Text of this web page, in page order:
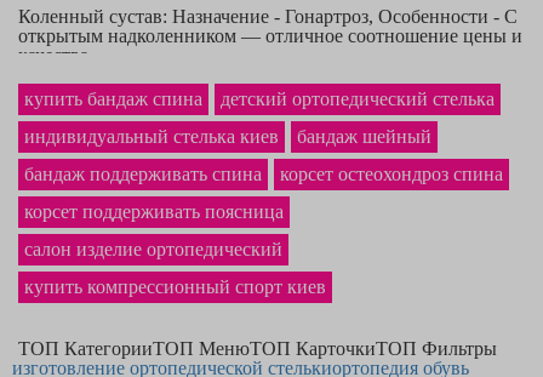
Коленный сустав: Назначение - Гонартроз, Особенности - С
открытым надколенником — отличное соотношение цены и
качества
Если Вам необходимы высококачественныебандажи на локтевой сустав
— Вы на правильном пути. Широкий каталог сайта охватывает товары,
каккомпрессионные гольфы cep — купитьсможете, оставив заказ. В
нашем магазине ортопедических товаров самая низкая на рынкецена на
ортопедическую подушкув Никополе и по другим городам Украины.
Хорошийбюстгальтер с карманом для протеза
приобретением, которым Вы будете рады.
купить бандаж спина
детский ортопедический стелька
индивидуальный стелька киев
бандаж шейный
бандаж поддерживать спина
корсет остеохондроз спина
корсет поддерживать поясница
салон изделие ортопедический
купить компрессионный спорт киев
ТОП КатегорииТОП МенюТОП КарточкиТОП Фильтры
изготовление ортопедической стелькиортопедия обувь